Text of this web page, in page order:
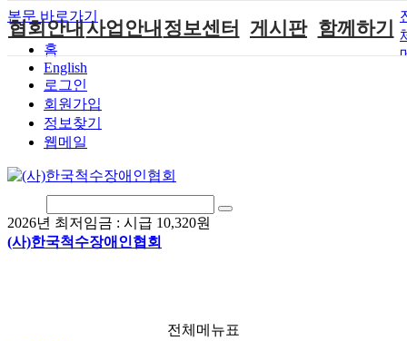
본문 바로가기
홈
English
로그인
회원가입
정보찾기
웹메일
2026년 최저임금 : 시급 10,320원
(사)한국척수장애인협회
협회안내
인사말
연혁
비전
조직도
척수장애란?
찾아오시는길
사업안내
단체지원사업
척수장애인재
활지원센터
척수장애인직
문화예술위원
회
정보센터 게시판 함께하기
전체메뉴표